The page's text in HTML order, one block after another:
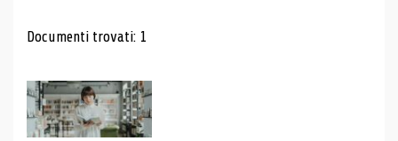
Risultati di ricerca
Documenti trovati: 1